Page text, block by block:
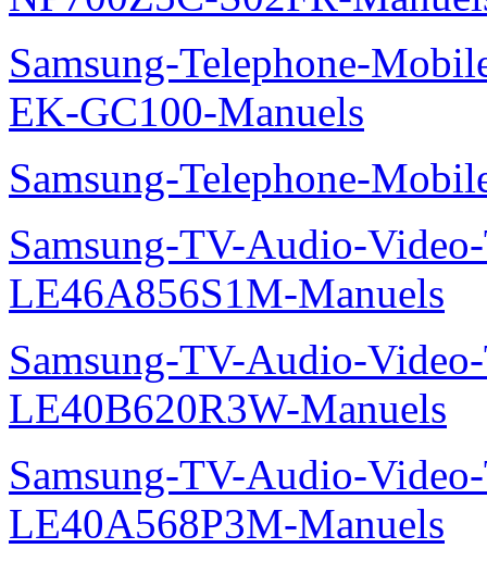
Samsung-Telephone-
EK-GC100-Manuels
Samsung-Telephone-
Samsung-TV-Audio-
LE46A856S1M-Manuels
Samsung-TV-Audio-
LE40B620R3W-Manuels
Samsung-TV-Audio-
LE40A568P3M-Manuels